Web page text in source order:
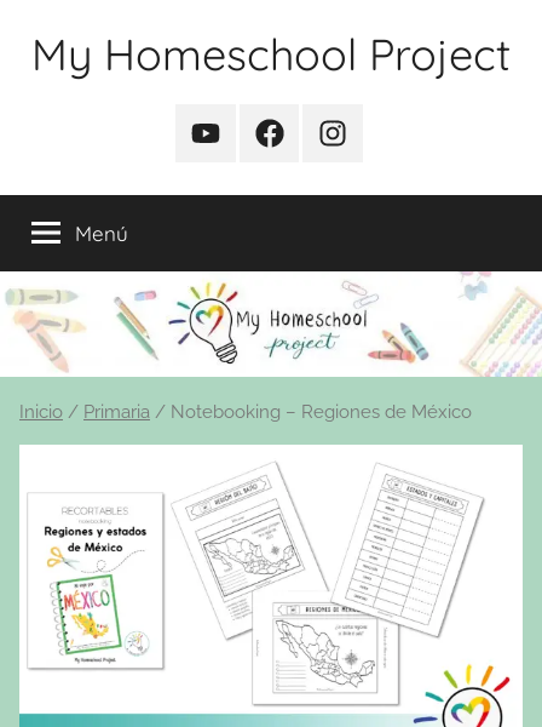
contenido
My Homeschool Project
YouTubeFacebookInstagram
Menú
Inicio / Primaria / Notebooking – Regiones de México